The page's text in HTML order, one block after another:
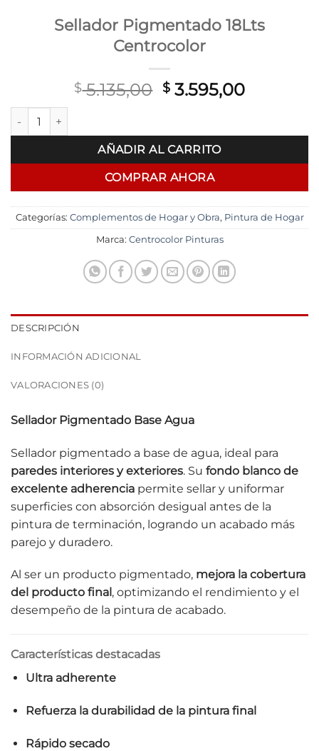
Sellador Pigmentado 18Lts
Centrocolor
$5.135,00 El
era:
$ 5.135,00.
$3.595,00El
es:
Sellador Pigmentado 18Lts Centrocolor cantidad
AÑADIR AL CARRITO
COMPRAR AHORA
Categorías: Complementos de Hogar y Obra, Pintura de Hogar
Marca: Centrocolor Pinturas
DESCRIPCIÓN
INFORMACIÓN ADICIONAL
VALORACIONES (0)
Sellador Pigmentado Base Agua
Sellador pigmentado a base de agua, ideal para
paredes interiores y exteriores. Su fondo blanco de
excelente adherencia permite sellar y uniformar
superficies con absorción desigual antes de la
pintura de terminación, logrando un acabado más
parejo y duradero.
Al ser un producto pigmentado, mejora la cobertura
del producto final , optimizando el rendimiento y el
desempeño de la pintura de acabado.
Características destacadas
Ultra adherente
Refuerza la durabilidad de la pintura final
Rápido secado